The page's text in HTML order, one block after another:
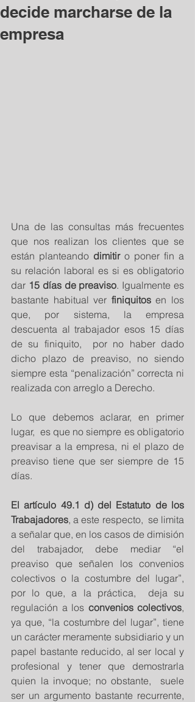
decide marcharse de la
empresa
Una de las consultas más frecuentes
que nos realizan los clientes que se
están planteando dimitir o poner fin a
su relación laboral es si es obligatorio
dar 15 días de preaviso. Igualmente es
bastante habitual ver finiquitos en los
que, por sistema, la empresa
descuenta al trabajador esos 15 días
de su finiquito,  por no haber dado
dicho plazo de preaviso, no siendo
siempre esta “penalización” correcta ni
realizada con arreglo a Derecho.
Lo que debemos aclarar, en primer
lugar,  es que no siempre es obligatorio
preavisar a la empresa, ni el plazo de
preaviso tiene que ser siempre de 15
días.
El artículo 49.1 d) del Estatuto de los
Trabajadores, a este respecto,  se limita
a señalar que, en los casos de dimisión
del trabajador, debe mediar “el
preaviso que señalen los convenios
colectivos o la costumbre del lugar”,
por lo que, a la práctica,  deja su
regulación a los convenios colectivos,
ya que, “la costumbre del lugar”, tiene
un carácter meramente subsidiario y un
papel bastante reducido, al ser local y
profesional y tener que demostrarla
quien la invoque; no obstante,  suele
ser un argumento bastante recurrente,